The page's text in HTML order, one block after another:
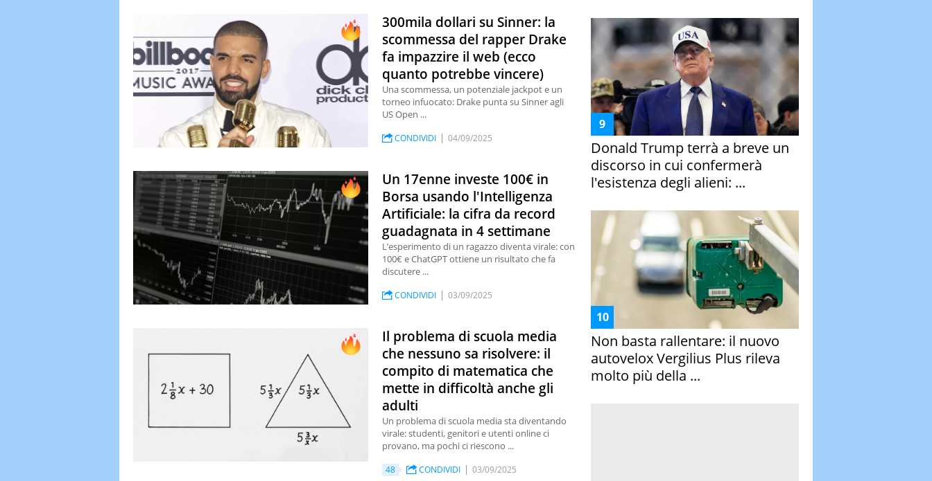
300mila dollari su Sinner: la
scommessa del rapper Drake
fa impazzire il web (ecco
quanto potrebbe vincere)
Una scommessa, un potenziale jackpot e un
torneo infuocato: Drake punta su Sinner agli
US Open ...
CONDIVIDI 04/09/2025
Un 17enne investe 100€ in
Borsa usando l'Intelligenza
Artificiale: la cifra da record
guadagnata in 4 settimane
L’esperimento di un ragazzo diventa virale: con
100€ e ChatGPT ottiene un risultato che fa
discutere ...
CONDIVIDI 03/09/2025
Il problema di scuola media
che nessuno sa risolvere: il
compito di matematica che
mette in difficoltà anche gli
adulti
Un problema di scuola media sta diventando
virale: studenti, genitori e utenti online ci
provano, ma pochi ci riescono ...
48 CONDIVIDI 03/09/2025
Donald Trump terrà a breve un
discorso in cui confermerà
l'esistenza degli alieni: ...
Non basta rallentare: il nuovo
autovelox Vergilius Plus rileva
molto più della ...